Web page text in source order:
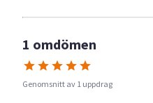
1 omdömen
Genomsnitt av 1 uppdrag